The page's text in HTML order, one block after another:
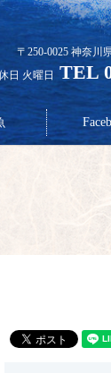
〒250-0025 神奈川
日 火曜日 TEL